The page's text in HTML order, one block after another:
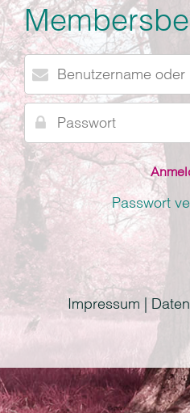
Benutzername
oder
E-
Mail
Passwort
Passwort
Impressum |